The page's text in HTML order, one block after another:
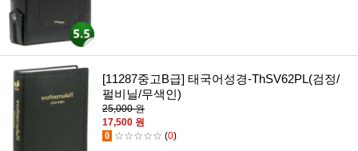
[11287중고B급] 태국어성경-ThSV62PL(검정/
펄비닐/무색인)
25,000 원
17,500 원
0 ☆☆☆☆☆ (0)